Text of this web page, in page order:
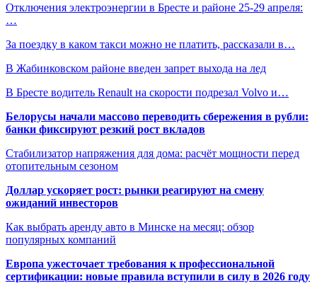
Отключения электроэнергии в Бресте и районе 25-29 апреля:
…
За поездку в каком такси можно не платить, рассказали в…
В Жабинковском районе введен запрет выхода на лед
В Бресте водитель Renault на скорости подрезал Volvo и…
Белорусы начали массово переводить сбережения в рубли:
банки фиксируют резкий рост вкладов
Стабилизатор напряжения для дома: расчёт мощности перед
отопительным сезоном
Доллар ускоряет рост: рынки реагируют на смену
ожиданий инвесторов
Как выбрать аренду авто в Минске на месяц: обзор
популярных компаний
Европа ужесточает требования к профессиональной
сертификации: новые правила вступили в силу в 2026 году